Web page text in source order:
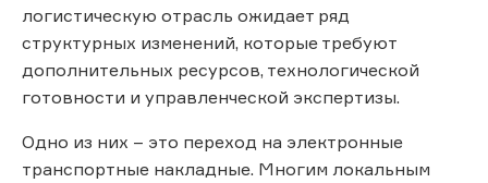
логистическую отрасль ожидает ряд
структурных изменений, которые требуют
дополнительных ресурсов, технологической
готовности и управленческой экспертизы.
Одно из них – это переход на электронные
транспортные накладные. Многим локальным